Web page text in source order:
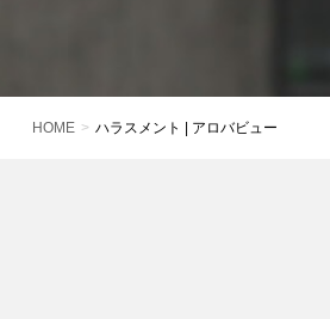
HOME ハラスメント | アロバビュー